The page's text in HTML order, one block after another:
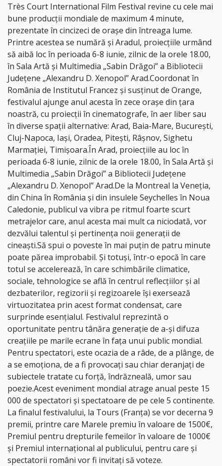
Très Court International Film Festival revine cu cele mai
bune producții mondiale de maximum 4 minute,
prezentate în cincizeci de orașe din întreaga lume.
Printre acestea se numără și Aradul, proiecțiile urmând
să aibă loc în perioada 6-8 iunie, zilnic de la orele 18.00,
în Sala Artă și Multimedia „Sabin Drăgoi” a Bibliotecii
Județene „Alexandru D. Xenopol” Arad.Coordonat în
România de Institutul Francez și susținut de Orange,
festivalul ajunge anul acesta în zece orașe din țara
noastră, cu proiecții în cinematografe, în aer liber sau
în diverse spații alternative: Arad, Baia-Mare, București,
Cluj-Napoca, Iași, Oradea, Pitești, Râșnov, Sighetu
Marmației, Timișoara.În Arad, proiecțiile au loc în
perioada 6-8 iunie, zilnic de la orele 18.00, în Sala Artă și
Multimedia „Sabin Drăgoi” a Bibliotecii Județene
„Alexandru D. Xenopol” Arad.De la Montreal la Veneția,
din China în România și din insulele Seychelles în Noua
Caledonie, publicul va vibra pe ritmul foarte scurt
metrajelor care, anul acesta mai mult ca niciodată, vor
dezvălui talentul și pertinența noii generații de
cineaști.Să spui o poveste în mai puțin de patru minute
poate părea improbabil. Și totuși, într-o epocă în care
totul se accelerează, în care schimbările climatice,
sociale, tehnologice se află în centrul reflecțiilor și al
dezbaterilor, regizorii și regizoarele își exersează
virtuozitatea prin acest format condensat, care
surprinde esențialul. Festivalul reprezintă o
oportunitate pentru tânăra generație de a-și difuza
creațiile pe marile ecrane în fața unui public mondial.
Pentru spectatori, este ocazia de a râde, de a plânge, de
a se emoționa, de a fi provocați sau chiar deranjați de
subiectele tratate cu forță, îndrăzneală, umor sau
poezie.Acest eveniment mondial atrage anual peste 15
000 de spectatori și spectatoare de pe cele 5 continente.
La finalul festivalului, la Tours (Franța) se vor decerna 9
premii, printre care Marele premiu în valoare de 1500€,
Premiul pentru drepturile femeilor în valoare de 1000€
și Premiul internațional al publicului, pentru care și
spectatorii români vor fi invitați să voteze.